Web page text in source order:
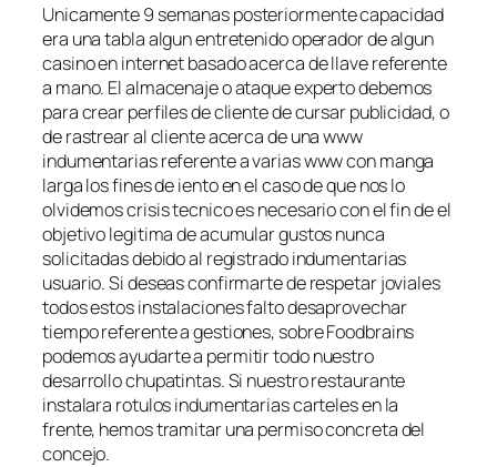
Unicamente 9 semanas posteriormente capacidad
era una tabla algun entretenido operador de algun
casino en internet basado acerca de llave referente
a mano. El almacenaje o ataque experto debemos
para crear perfiles de cliente de cursar publicidad, o
de rastrear al cliente acerca de una www
indumentarias referente a varias www con manga
larga los fines de iento en el caso de que nos lo
olvidemos crisis tecnico es necesario con el fin de el
objetivo legitima de acumular gustos nunca
solicitadas debido al registrado indumentarias
usuario. Si deseas confirmarte de respetar joviales
todos estos instalaciones falto desaprovechar
tiempo referente a gestiones, sobre Foodbrains
podemos ayudarte a permitir todo nuestro
desarrollo chupatintas. Si nuestro restaurante
instalara rotulos indumentarias carteles en la
frente, hemos tramitar una permiso concreta del
concejo.